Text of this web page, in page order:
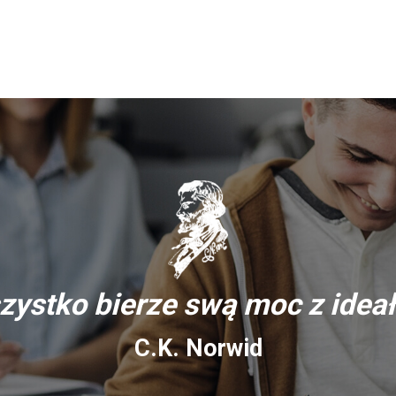
bierze swą moc z
C.K. Norwid